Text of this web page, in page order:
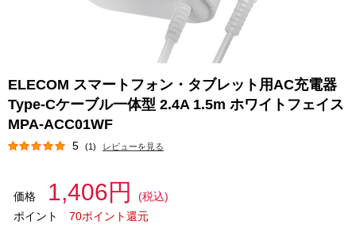
ELECOM スマートフォン・タブレット用AC充電器
Type-Cケーブル一体型 2.4A 1.5m ホワイトフェイス
MPA-ACC01WF
5 (1) レビューを見る
価格 1,406円
(税込)
ポイント
70ポイント還元